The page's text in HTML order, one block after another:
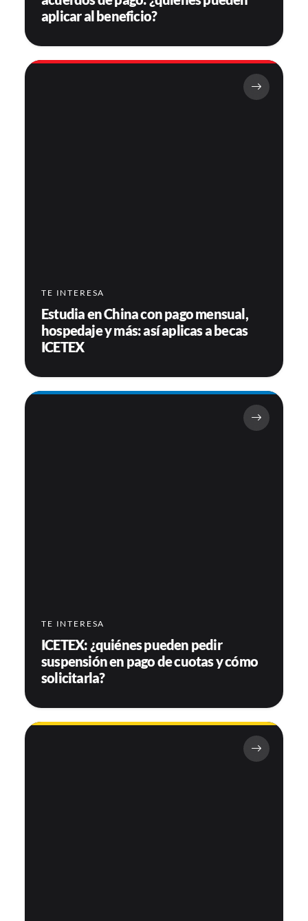
aplicar al beneficio?
TE INTERESA
Estudia en China con pago mensual,
hospedaje y más: así aplicas a becas
ICETEX
TE INTERESA
ICETEX: ¿quiénes pueden pedir
suspensión en pago de cuotas y cómo
solicitarla?